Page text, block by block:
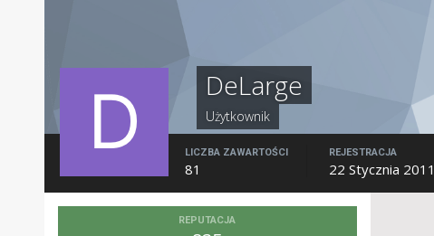
DeLarge
Użytkownik
LICZBA ZAWARTOŚCI
81
REJESTRACJA
22 Stycznia 2011
REPUTACJA